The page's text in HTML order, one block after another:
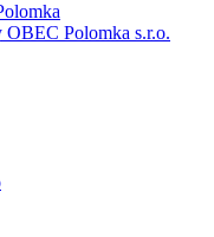
Polomka s.r.o.